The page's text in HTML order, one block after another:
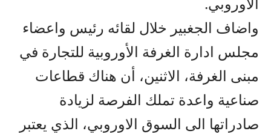
واضاف الجغبير خلال لقائه رئيس واعضاء
مجلس ادارة الغرفة الأوروبية للتجارة في
مبنى الغرفة، الاثنين، أن هناك قطاعات
صناعية واعدة تملك الفرصة لزيادة
صادراتها الى السوق الاوروبي، الذي يعتبر